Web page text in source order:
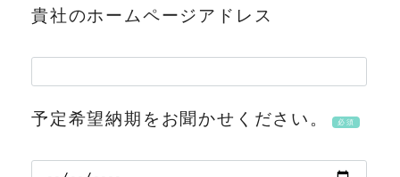
貴社のホームページアドレス
予定希望納期をお聞かせください。 必須